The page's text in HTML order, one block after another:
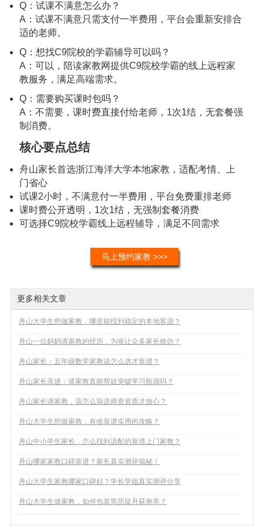
Q：试课不满意怎么办？
A：试课不满意只需支付一半费用，平台会重新安排合
适的老师。
Q：想找C9院校的学霸辅导可以吗？
A：可以，陪读家教网提供C9院校学霸的线上远程家
教服务，满足高端需求。
Q：需要购买课时包吗？
A：不需要，课时费直接付给老师，1次1结，无套餐强
制消费。
核心要点总结
舟山家长首选浙江海洋大学本地家教，适配考情、上
门省心
试课2小时，不满意付一半费用，平台免费重排老师
课时费公开透明，1次1结，无强制套餐消费
可选择C9院校学霸线上远程辅导，满足不同需求
马上预约家教 >>>
更多相关文章
舟山大学生想做家教，哪里能找到稳定的本地客源？
舟山一位妈妈请家教的经历，为啥让众多家长效仿？
舟山家长：五年级数学家教该怎么选才靠谱？
舟山家长亲述：请家教真能帮娃突破学习瓶颈吗？
舟山家长请家教，该怎么筛选师资资质才放心？
舟山大学生想做家教，有啥靠谱实用的攻略？
舟山中小学生家长，怎么找到适配的靠谱上门家教？
舟山哪家家教口碑靠谱？家长真实测评揭秘！
舟山大学生家教哪家口碑好？学长学姐真实测评分享
舟山大学生做家教，如何包装简历提升获单率？